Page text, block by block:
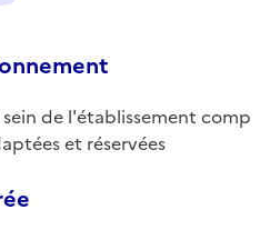
de l'établissement comp
et réservées